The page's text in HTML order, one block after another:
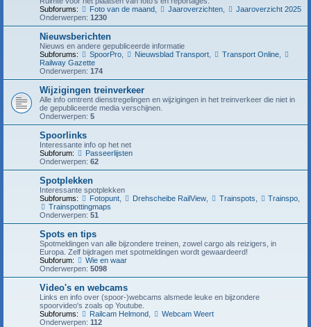
Subforums:
Foto van de maand, Jaaroverzichten,
Jaaroverzicht 2025
Onderwerpen: 1230
Nieuwsberichten
Nieuws en andere gepubliceerde informatie
Subforums:
SpoorPro, Nieuwsblad Transport, Transport Online,
Railway Gazette
Onderwerpen: 174
Wijzigingen treinverkeer
Alle info omtrent dienstregelingen en wijzigingen in het treinverkeer die niet in
de gepubliceerde media verschijnen.
Onderwerpen: 5
Spoorlinks
Interessante info op het net
Subforum:
Passeerlijsten
Onderwerpen: 62
Spotplekken
Interessante spotplekken
Subforums:
Fotopunt, Drehscheibe RailView, Trainspots Trainspo
Trainspottingmaps
Onderwerpen: 51
Spots en tips
Spotmeldingen van alle bijzondere treinen, zowel cargo als reizigers, in
Europa. Zelf bijdragen met spotmeldingen wordt gewaardeerd!
Subforum:
Wie en waar
Onderwerpen: 5098
Video's en webcams
Links en info over (spoor-)webcams alsmede leuke en bijzondere
spoorvideo's zoals op Youtube.
Subforums:
Railcam Helmond,
Webcam Weert
Onderwerpen: 112